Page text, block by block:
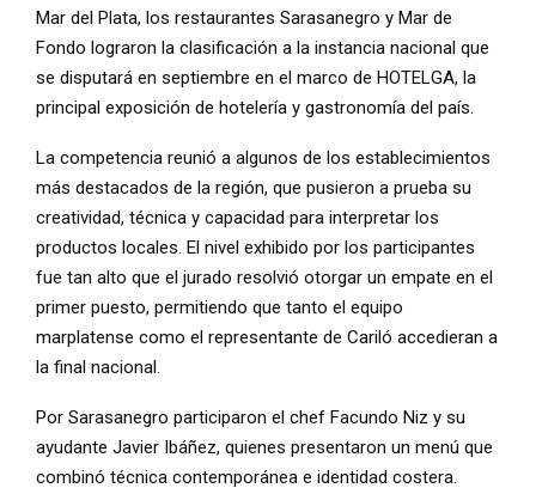
Mar del Plata, los restaurantes Sarasanegro y Mar de
Fondo lograron la clasificación a la instancia nacional que
se disputará en septiembre en el marco de HOTELGA, la
principal exposición de hotelería y gastronomía del país.
La competencia reunió a algunos de los establecimientos
más destacados de la región, que pusieron a prueba su
creatividad, técnica y capacidad para interpretar los
productos locales. El nivel exhibido por los participantes
fue tan alto que el jurado resolvió otorgar un empate en el
primer puesto, permitiendo que tanto el equipo
marplatense como el representante de Cariló accedieran a
la final nacional.
Por Sarasanegro participaron el chef Facundo Niz y su
ayudante Javier Ibáñez, quienes presentaron un menú que
combinó técnica contemporánea e identidad costera.